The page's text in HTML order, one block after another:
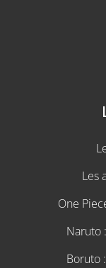
Les
One
Naruto
Boruto